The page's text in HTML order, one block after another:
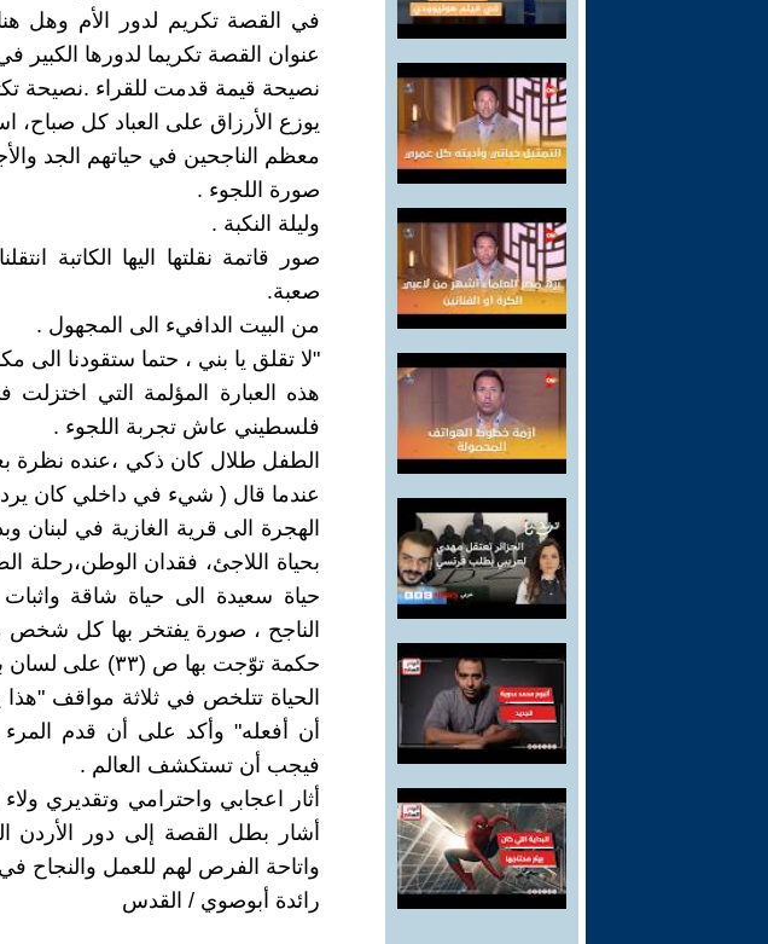
في القصة تكريم لدور الأم وهل
عنوان القصة تكريما لدورها
نصيحة قيمة قدمت للقراء .نصيحة
يوزع الأرزاق على العباد كل
معظم الناجحين في حياتهم الجد
صورة اللجوء .
وليلة النكبة .
صور قاتمة نقلتها اليها الكاتبة
صعبة.
من البيت الدافيء الى المجهول .
"لا تقلق يا بني ، حتما ستقودنا الى
هذه العبارة المؤلمة التي
فلسطيني عاش تجربة اللجوء .
الطفل طلال كان ذكي ،عنده نظرة
عندما قال ( شيء في داخلي كان
الهجرة الى قرية الغازية في لبنان
بحياة اللاجئ، فقدان الوطن،رحلة
حياة سعيدة الى حياة شاقة
الناجح ، صورة يفتخر بها كل
حكمة توّجت بها ص (٣٣) على لسان بطل القصة طلال أبوغزالة،
الحياة تتلخص في ثلاثة مواقف
أن أفعله" وأكد على أن قدم
فيجب أن تستكشف العالم .
أثار اعجابي واحترامي وتقديري
أشار بطل القصة إلى دور الأردن
واتاحة الفرص لهم للعمل والنجاح
رائدة أبوصوي / القدس